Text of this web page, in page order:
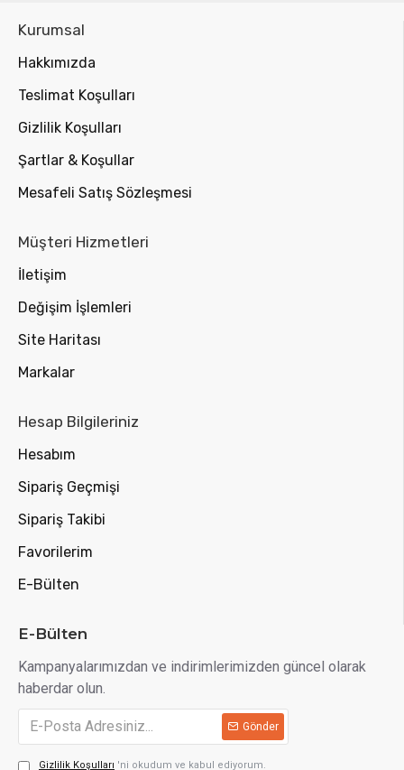
Kurumsal
Hakkımızda
Teslimat Koşulları
Gizlilik Koşulları
Şartlar & Koşullar
Mesafeli Satış Sözleşmesi
Müşteri Hizmetleri
İletişim
Değişim İşlemleri
Site Haritası
Markalar
Hesap Bilgileriniz
Hesabım
Sipariş Geçmişi
Sipariş Takibi
Favorilerim
E-Bülten
E-Bülten
Kampanyalarımızdan ve indirimlerimizden güncel olarak
haberdar olun.
Gönder
Gizlilik Koşulları 'ni okudum ve kabul ediyorum.